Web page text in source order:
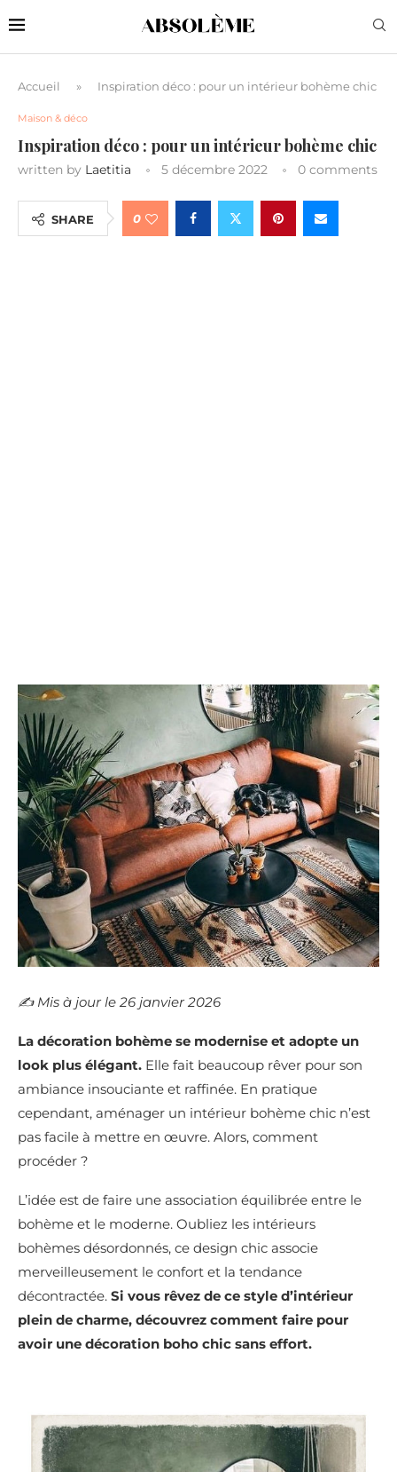
Accueil » Inspiration déco : pour un intérieur bohème chic
Maison & déco
Inspiration déco : pour un intérieur bohème chic
written by Laetitia 5 décembre 2022 0 comments
SHARE 0
✍️​ Mis à jour le 26 janvier 2026
La décoration bohème se modernise et adopte un
look plus élégant. Elle fait beaucoup rêver pour son
ambiance insouciante et raffinée. En pratique
cependant, aménager un intérieur bohème chic n’est
pas facile à mettre en œuvre. Alors, comment
procéder ?
L’idée est de faire une association équilibrée entre le
bohème et le moderne. Oubliez les intérieurs
bohèmes désordonnés, ce design chic associe
merveilleusement le confort et la tendance
décontractée. Si vous rêvez de ce style d’intérieur
plein de charme, découvrez comment faire pour
avoir une décoration boho chic sans effort.